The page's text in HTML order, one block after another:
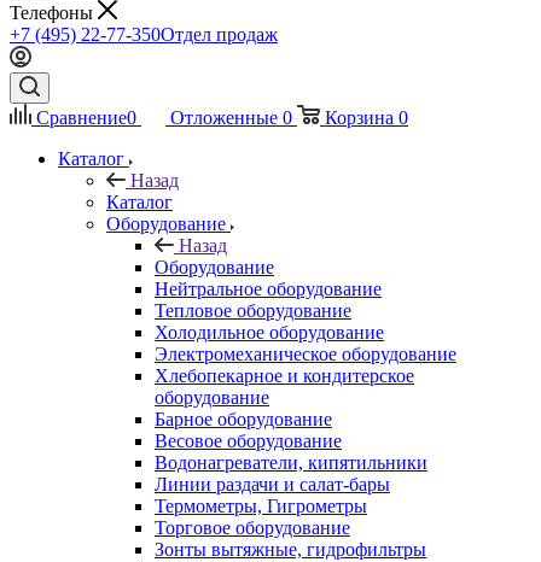
Телефоны
+7 (495) 22-77-350Отдел продаж
Сравнение0 Отложенные 0 Корзина 0
Каталог
Назад
Каталог
Оборудование
Назад
Оборудование
Нейтральное оборудование
Тепловое оборудование
Холодильное оборудование
Электромеханическое оборудование
Хлебопекарное и кондитерское
оборудование
Барное оборудование
Весовое оборудование
Водонагреватели, кипятильники
Линии раздачи и салат-бары
Термометры, Гигрометры
Торговое оборудование
Зонты вытяжные, гидрофильтры